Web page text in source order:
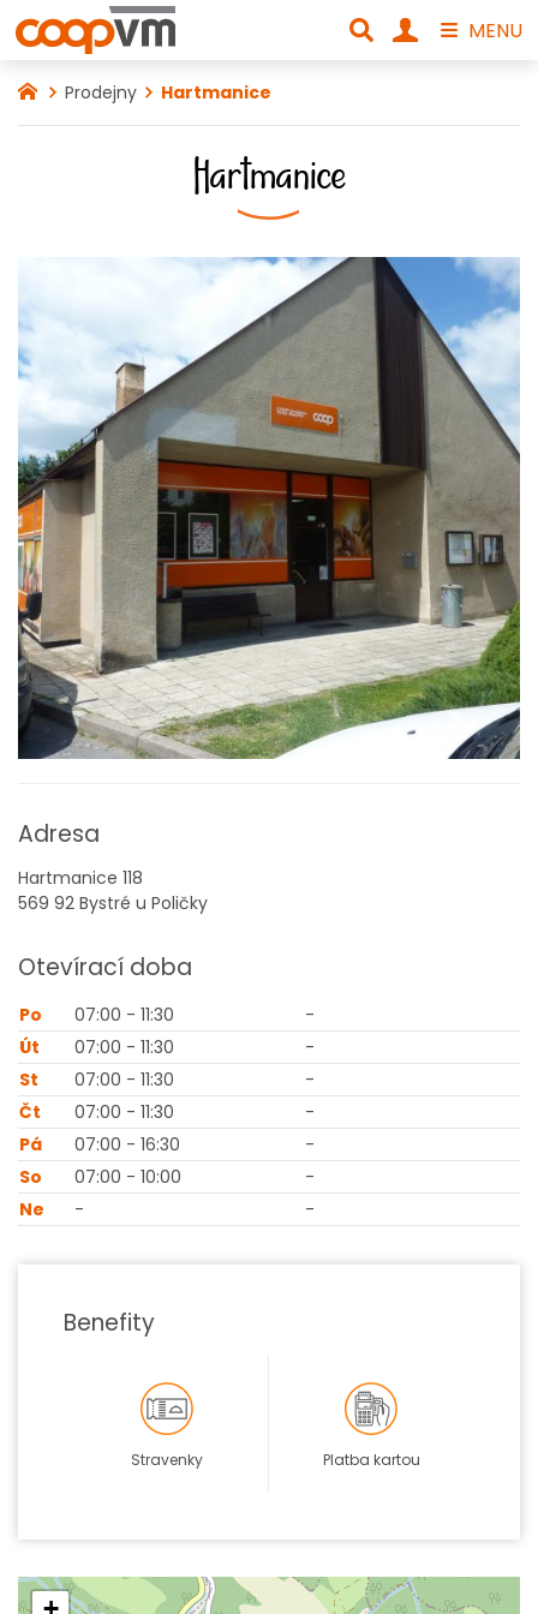
Prodejny Hartmanice
Hartmanice
Adresa
Hartmanice 118
569 92 Bystré u Poličky
Otevírací doba
Po 07:00 - 11:30
-
Út
07:00 - 11:30
-
St
07:00 - 11:30
-
Čt
07:00 - 11:30
-
Pá
07:00 - 16:30
-
So
07:00 - 10:00
-
Ne
- -
Benefity
Stravenky Platba kartou
MENU